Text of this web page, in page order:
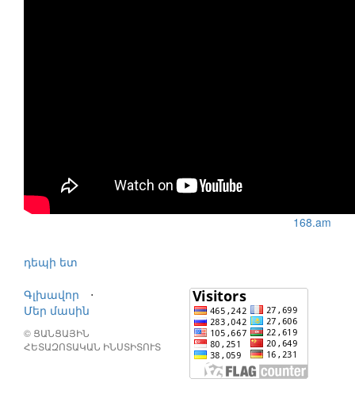
168.am
դեպի ետ
Գլխավոր
⋅
Մեր մասին
© ՑԱՆՑԱՅԻՆ
ՀԵՏԱԶՈՏԱԿԱՆ ԻՆՍՏԻՏՈՒՏ